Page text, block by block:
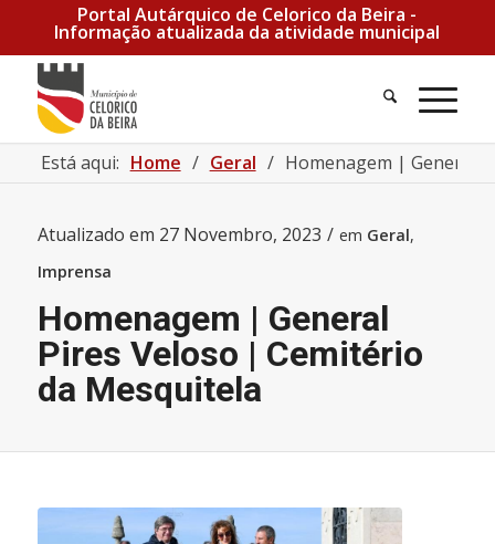
Portal Autárquico de Celorico da Beira -
Informação atualizada da atividade municipal
Pesquisa
Está aqui: Home / Geral / Homenagem | General
Atualizado em 27 Novembro, 2023 / em Geral,
Imprensa
Homenagem | General
Pires Veloso | Cemitério
da Mesquitela